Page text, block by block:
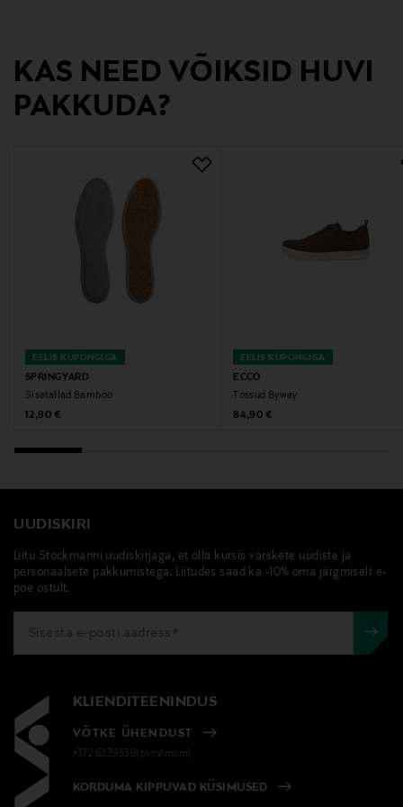
Värv
LT. BLUE MEL.
Valmistaja tootenumber
Tootja aadress
Stockmann, Lindex Group Oyj, Aleksanterinkatu 52 B,
PL 220, 00101, Helsinki, Finland
www.stockmann.com/asiakaspalvelu
Märksõnad
Cap Horn, t-särk, polosärk, särk
KAS NEED VÕIKSID HUVI
PAKKUDA?
EELIS KUPONGIGA
SPRINGYARD
Sisetallad Bamboo
Original Price
12,90 €
EELIS KUPONGIGA
ECCO
Tossud Byway
Original Price
84,90 €
UUDISKIRI
Liitu Stockmanni uudiskirjaga, et olla kursis värskete uudiste ja
personaalsete pakkumistega. Liitudes saad ka -10% oma järgmiselt e-
poe ostult.
KLIENDITEENINDUS
VÕTKE ÜHENDUST
+372 6339539(pvm/mpm)
KORDUMA KIPPUVAD KÜSIMUSED